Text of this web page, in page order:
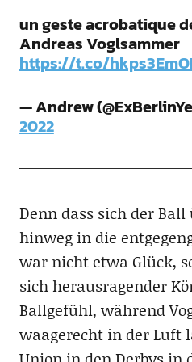
un geste acrobatique
Andreas Voglsammer
https://t.co/
— Andrew
2022
Denn dass sich der
hinweg in die
war nicht etwa Glück,
sich herausragender
Ballgefühl, während
waagerecht in der Luft